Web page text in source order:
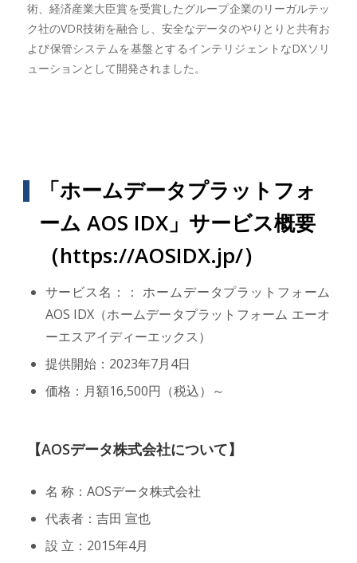
術、経済産業大臣賞を受賞したグループ企業のリーガルテッ
ク社のVDR技術を融合し、安全なデータのやりとりと共有お
よび保管システムを基盤とするインテリジェントなDXソリ
ューションとして開発されました。
「ホームデータプラットフォ
ーム AOS IDX」サービス概要
（https://AOSIDX.jp/）
サービス名：： ホームデータプラットフォーム
AOS IDX（ホームデータプラットフォーム エーオ
ーエスアイディーエックス）
提供開始：2023年7月4日
価格：月額16,500円（税込）～
【AOSデータ株式会社について】
名 称：AOSデータ株式会社
代表者：吉田 宣也
設 立：2015年4月